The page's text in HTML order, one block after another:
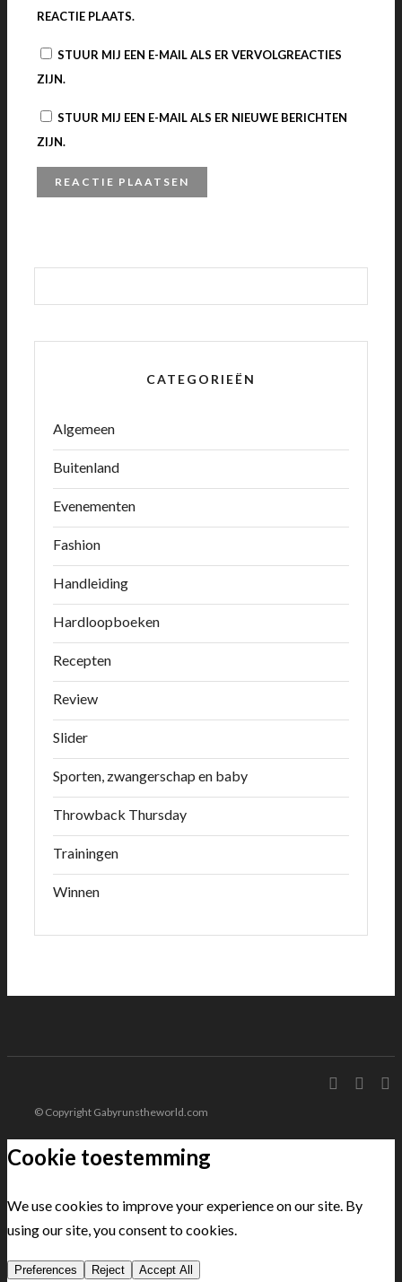
REACTIE PLAATS.
STUUR MIJ EEN E-MAIL ALS ER VERVOLGREACTIES
ZIJN.
STUUR MIJ EEN E-MAIL ALS ER NIEUWE BERICHTEN
ZIJN.
CATEGORIEËN
Algemeen
Buitenland
Evenementen
Fashion
Handleiding
Hardloopboeken
Recepten
Review
Slider
Sporten, zwangerschap en baby
Throwback Thursday
Trainingen
Winnen
© Copyright Gabyrunstheworld.com